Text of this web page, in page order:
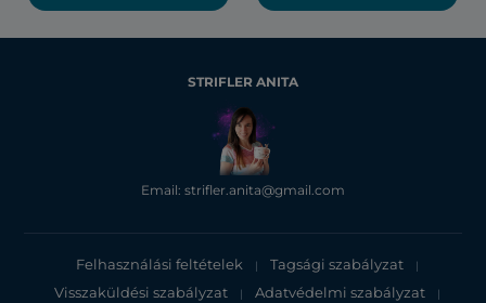
STRIFLER ANITA
Email: strifler.anita@gmail.com
Felhasználási feltételek | Tagsági szabályzat |
Visszaküldési szabályzat | Adatvédelmi szabályzat |